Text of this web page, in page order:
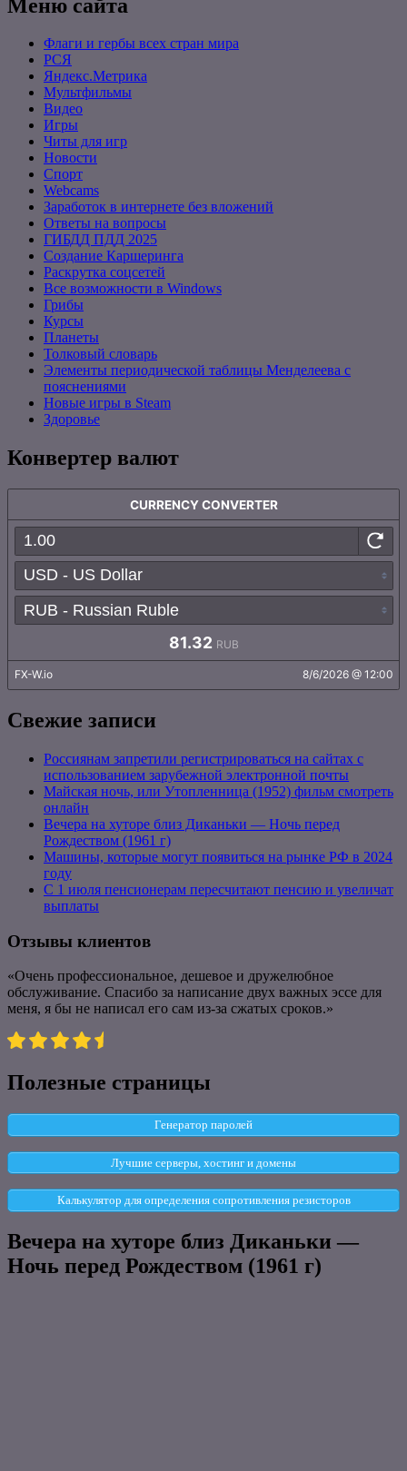
Меню сайта
Флаги и гербы всех стран мира
РСЯ
Яндекс.Метрика
Мультфильмы
Видео
Игры
Читы для игр
Новости
Спорт
Webcams
Заработок в интернете без вложений
Ответы на вопросы
ГИБДД ПДД 2025
Создание Каршеринга
Раскрутка соцсетей
Все возможности в Windows
Грибы
Курсы
Планеты
Толковый словарь
Элементы периодической таблицы Менделеева с
пояснениями
Новые игры в Steam
Здоровье
Конвертер валют
Свежие записи
Россиянам запретили регистрироваться на сайтах с
использованием зарубежной электронной почты
Майская ночь, или Утопленница (1952) фильм смотреть
онлайн
Вечера на хуторе близ Диканьки — Ночь перед
Рождеством (1961 г)
Машины, которые могут появиться на рынке РФ в 2024
году
С 1 июля пенсионерам пересчитают пенсию и увеличат
выплаты
Отзывы клиентов
«Очень профессиональное, дешевое и дружелюбное
обслуживание. Спасибо за написание двух важных эссе для
меня, я бы не написал его сам из-за сжатых сроков.»
Полезные страницы
Генератор паролей
Лучшие серверы, хостинг и домены
Калькулятор для определения сопротивления резисторов
Вечера на хуторе близ Диканьки —
Ночь перед Рождеством (1961 г)